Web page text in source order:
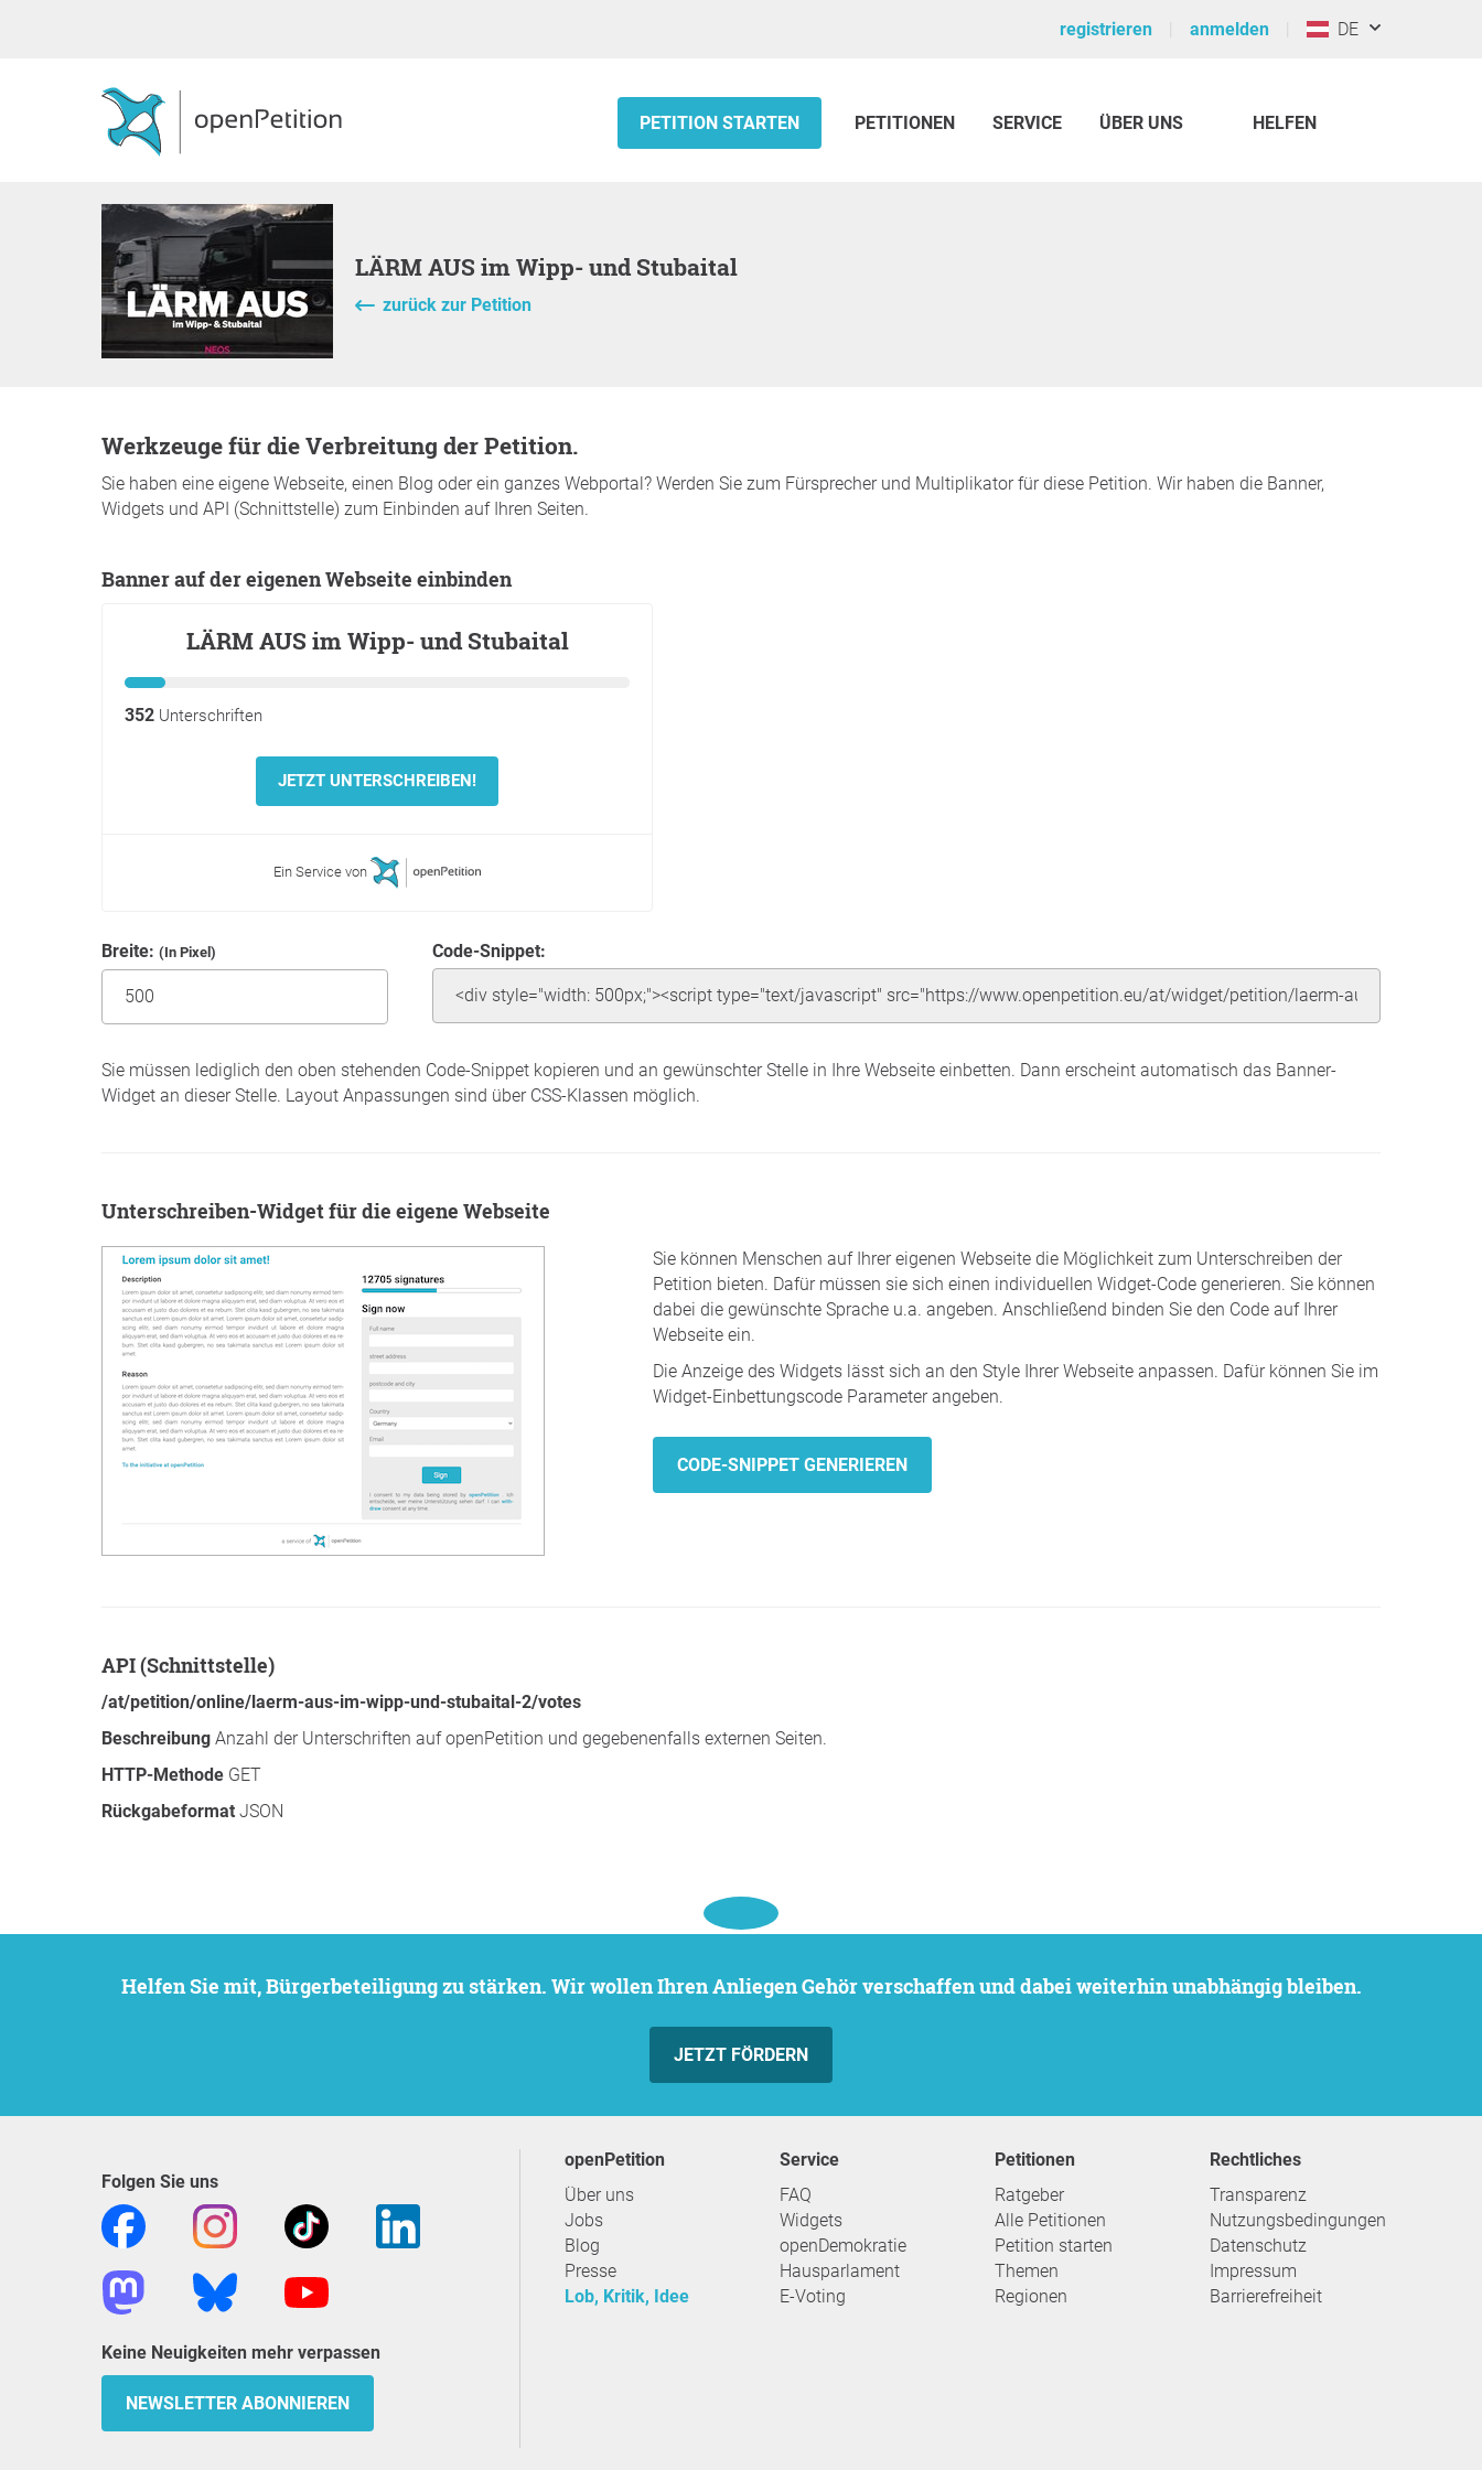
registrieren anmelden DE
PETITION STARTEN PETITIONEN SERVICE ÜBER UNS HELFEN
LÄRM AUS im Wipp- und Stubaital
zurück zur Petition
Werkzeuge für die Verbreitung der Petition.
Sie haben eine eigene Webseite, einen Blog oder ein ganzes Webportal? Werden Sie zum Fürsprecher und Multiplikator für diese Petition. Wir haben die Banner,
Widgets und API (Schnittstelle) zum Einbinden auf Ihren Seiten.
Banner auf der eigenen Webseite einbinden
Breite: (In Pixel) Code-Snippet:
Sie müssen lediglich den oben stehenden Code-Snippet kopieren und an gewünschter Stelle in Ihre Webseite einbetten. Dann erscheint automatisch das Banner-
Widget an dieser Stelle. Layout Anpassungen sind über CSS-Klassen möglich.
Unterschreiben-Widget für die eigene Webseite
Sie können Menschen auf Ihrer eigenen Webseite die Möglichkeit zum Unterschreiben der
Petition bieten. Dafür müssen sie sich einen individuellen Widget-Code generieren. Sie können
dabei die gewünschte Sprache u.a. angeben. Anschließend binden Sie den Code auf Ihrer
Webseite ein.
Die Anzeige des Widgets lässt sich an den Style Ihrer Webseite anpassen. Dafür können Sie im
Widget-Einbettungscode Parameter angeben.
CODE-SNIPPET GENERIEREN
API (Schnittstelle)
/at/petition/online/laerm-aus-im-wipp-und-stubaital-2/votes
Beschreibung Anzahl der Unterschriften auf openPetition und gegebenenfalls externen Seiten.
HTTP-Methode GET
Rückgabeformat JSON
Helfen Sie mit, Bürgerbeteiligung zu stärken. Wir wollen Ihren Anliegen Gehör verschaffen und dabei weiterhin unabhängig bleiben.
JETZT FÖRDERN
Folgen Sie uns
Keine Neuigkeiten mehr verpassen
NEWSLETTER ABONNIEREN
openPetition
Über uns
Jobs
Blog
Presse
Lob, Kritik, Idee
Service
FAQ
Widgets
openDemokratie
Hausparlament
E-Voting
Petitionen
Ratgeber
Alle Petitionen
Petition starten
Themen
Regionen
Rechtliches
Transparenz
Nutzungsbedingungen
Datenschutz
Impressum
Barrierefreiheit